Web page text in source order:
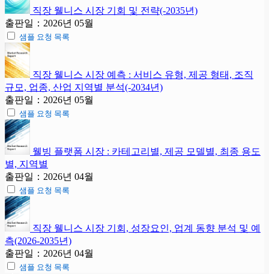
직장 웰니스 시장 기회 및 전략(-2035년)
출판일：2026년 05월
샘플 요청 목록
직장 웰니스 시장 예측 : 서비스 유형, 제공 형태, 조직
규모, 업종, 산업 지역별 분석(-2034년)
출판일：2026년 05월
샘플 요청 목록
웰빙 플랫폼 시장 : 카테고리별, 제공 모델별, 최종 용도
별, 지역별
출판일：2026년 04월
샘플 요청 목록
직장 웰니스 시장 기회, 성장요인, 업계 동향 분석 및 예
측(2026-2035년)
출판일：2026년 04월
샘플 요청 목록